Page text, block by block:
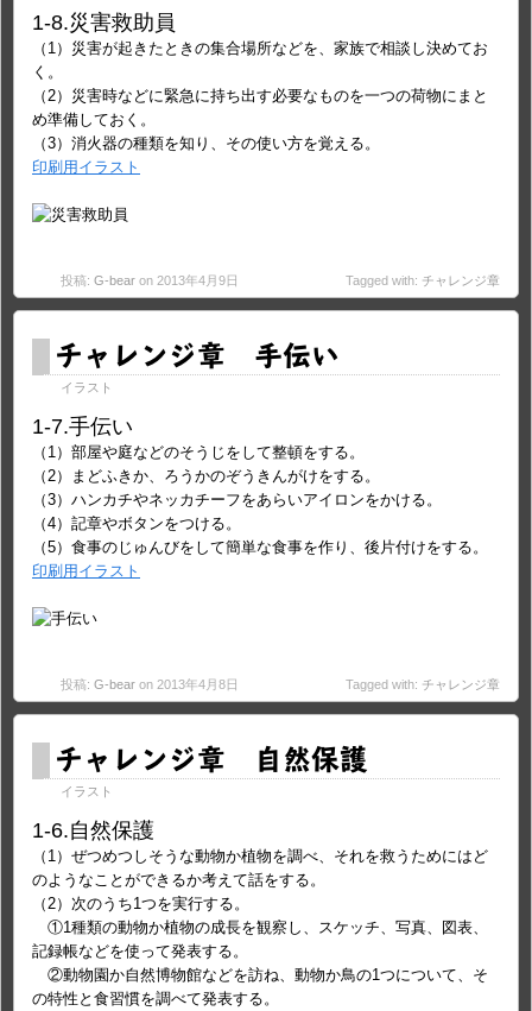
1-8.災害救助員
（1）災害が起きたときの集合場所などを、家族で相談し決めてお
く。
（2）災害時などに緊急に持ち出す必要なものを一つの荷物にまと
め準備しておく。
（3）消火器の種類を知り、その使い方を覚える。
印刷用イラスト
投稿: G-bear on 2013年4月9日 Tagged with: チャレンジ章
チャレンジ章 手伝い
イラスト
1-7.手伝い
（1）部屋や庭などのそうじをして整頓をする。
（2）まどふきか、ろうかのぞうきんがけをする。
（3）ハンカチやネッカチーフをあらいアイロンをかける。
（4）記章やボタンをつける。
（5）食事のじゅんびをして簡単な食事を作り、後片付けをする。
印刷用イラスト
投稿: G-bear on 2013年4月8日 Tagged with: チャレンジ章
チャレンジ章 自然保護
イラスト
1-6.自然保護
（1）ぜつめつしそうな動物か植物を調べ、それを救うためにはど
のようなことができるか考えて話をする。
（2）次のうち1つを実行する。
①1種類の動物か植物の成長を観察し、スケッチ、写真、図表、
記録帳などを使って発表する。
②動物園か自然博物館などを訪ね、動物か鳥の1つについて、そ
の特性と食習慣を調べて発表する。